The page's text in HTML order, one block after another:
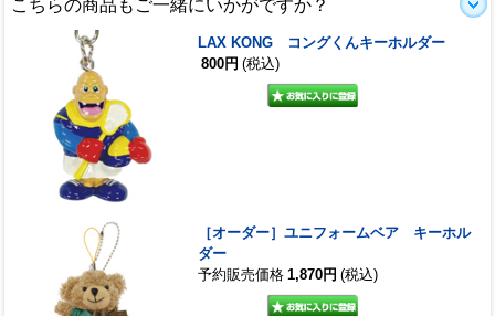
こちらの商品もご一緒にいかがですか？
LAX KONG コングくんキーホルダー
800円 (税込)
［オーダー］ユニフォームベア キーホル
ダー
予約販売価格 1,870円 (税込)